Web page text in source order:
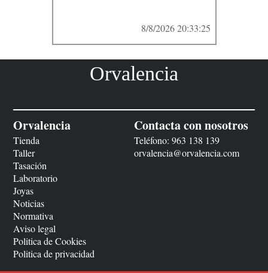
8/8/2026 20:33:25
Orvalencia
Orvalencia
Tienda
Taller
Tasación
Laboratorio
Joyas
Noticias
Normativa
Aviso legal
Politica de Cookies
Politica de privacidad
Contacta con nosotros
Teléfono: 963 138 139
orvalencia@orvalencia.com